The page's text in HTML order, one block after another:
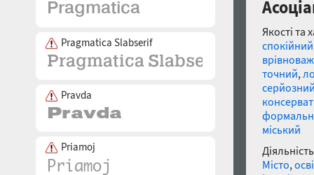
Pragmatica Slabserif
Pravda
Priamoj
Якості та
спокійний
точний,
міський
Місто,